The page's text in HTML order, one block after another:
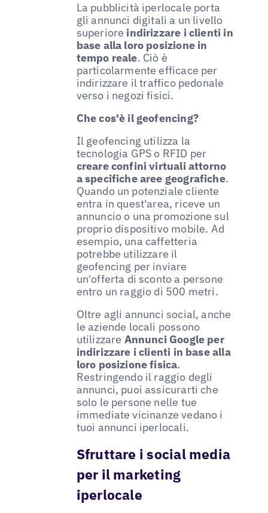
La pubblicità iperlocale porta
gli annunci digitali a un livello
superiore indirizzare i clienti in
base alla loro posizione in
tempo reale. Ciò è
particolarmente efficace per
indirizzare il traffico pedonale
verso i negozi fisici.
Che cos'è il geofencing?
Il geofencing utilizza la
tecnologia GPS o RFID per
creare confini virtuali attorno
a specifiche aree geografiche.
Quando un potenziale cliente
entra in quest'area, riceve un
annuncio o una promozione sul
proprio dispositivo mobile. Ad
esempio, una caffetteria
potrebbe utilizzare il
geofencing per inviare
un'offerta di sconto a persone
entro un raggio di 500 metri.
Oltre agli annunci social, anche
le aziende locali possono
utilizzare Annunci Google per
indirizzare i clienti in base alla
loro posizione fisica.
Restringendo il raggio degli
annunci, puoi assicurarti che
solo le persone nelle tue
immediate vicinanze vedano i
tuoi annunci iperlocali.
Sfruttare i social media
per il marketing
iperlocale